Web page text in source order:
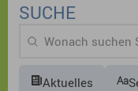
SUCHE
Aktuelles